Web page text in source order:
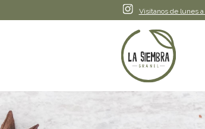
Visítanos de lunes